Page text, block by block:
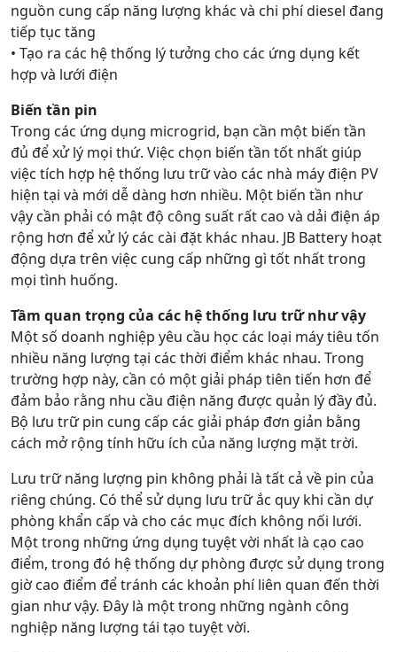
nguồn cung cấp năng lượng khác và chi phí diesel đang
tiếp tục tăng
• Tạo ra các hệ thống lý tưởng cho các ứng dụng kết
hợp và lưới điện
Biến tần pin
Trong các ứng dụng microgrid, bạn cần một biến tần
đủ để xử lý mọi thứ. Việc chọn biến tần tốt nhất giúp
việc tích hợp hệ thống lưu trữ vào các nhà máy điện PV
hiện tại và mới dễ dàng hơn nhiều. Một biến tần như
vậy cần phải có mật độ công suất rất cao và dải điện áp
rộng hơn để xử lý các cài đặt khác nhau. JB Battery hoạt
động dựa trên việc cung cấp những gì tốt nhất trong
mọi tình huống.
Tầm quan trọng của các hệ thống lưu trữ như vậy
Một số doanh nghiệp yêu cầu học các loại máy tiêu tốn
nhiều năng lượng tại các thời điểm khác nhau. Trong
trường hợp này, cần có một giải pháp tiên tiến hơn để
đảm bảo rằng nhu cầu điện năng được quản lý đầy đủ.
Bộ lưu trữ pin cung cấp các giải pháp đơn giản bằng
cách mở rộng tính hữu ích của năng lượng mặt trời.
Lưu trữ năng lượng pin không phải là tất cả về pin của
riêng chúng. Có thể sử dụng lưu trữ ắc quy khi cần dự
phòng khẩn cấp và cho các mục đích không nối lưới.
Một trong những ứng dụng tuyệt vời nhất là cạo cao
điểm, trong đó hệ thống dự phòng được sử dụng trong
giờ cao điểm để tránh các khoản phí liên quan đến thời
gian như vậy. Đây là một trong những ngành công
nghiệp năng lượng tái tạo tuyệt vời.